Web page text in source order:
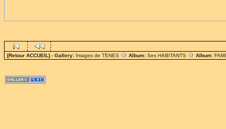
[Retour ACCUEIL] - Gallery: Images de TENES Album: Ses HABITANTS Album: